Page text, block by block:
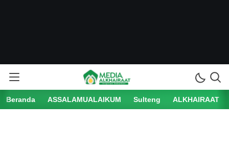
Beranda ASSALAMUALAIKUM Sulteng ALKHAIRAAT